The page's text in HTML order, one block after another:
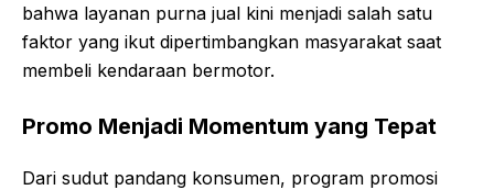
bahwa layanan purna jual kini menjadi salah satu
faktor yang ikut dipertimbangkan masyarakat saat
membeli kendaraan bermotor.
Promo Menjadi Momentum yang Tepat
Dari sudut pandang konsumen, program promosi